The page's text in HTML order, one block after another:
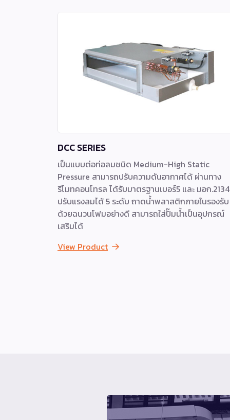
DCC SERIES
เป็นแบบต่อท่อลมชนิด Medium-High Static
Pressure สามารถปรับความดันอากาศได้ ผ่านทาง
รีโมทคอนโทรล ได้รับมาตรฐานเบอร์5 และ มอก.2134
ปรับแรงลมได้ 5 ระดับ ถาดน้ำพลาสติกภายในรองรับ
ด้วยฉนวนโฟมอย่างดี สามารถใส่ปั๊มน้ำเป็นอุปกรณ์
เสริมได้
View Product